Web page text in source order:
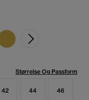
Størrelse Og Passform
42 44 46